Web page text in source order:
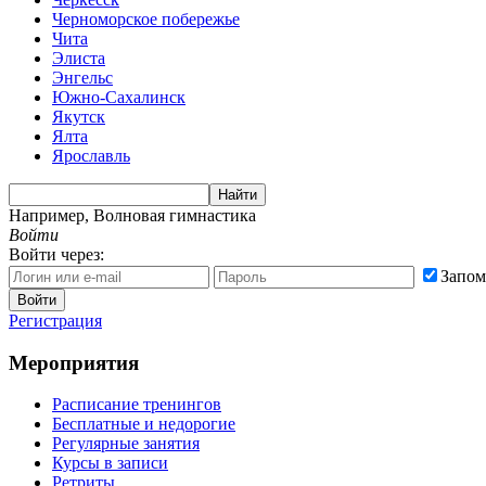
Черноморское побережье
Чита
Элиста
Энгельс
Южно-Сахалинск
Якутск
Ялта
Ярославль
Найти
Например, Волновая гимнастика
Войти
Войти через:
Войти
Регистрация
Мероприятия
Расписание тренингов
Бесплатные и недорогие
Регулярные занятия
Курсы в записи